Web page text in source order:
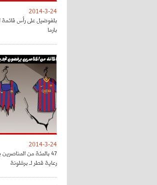
2014-3-24
بلفوضيل على رأس قائمة
بارما
2014-3-24
47 بالمئة من
رعاية قطر لـ برشلونة